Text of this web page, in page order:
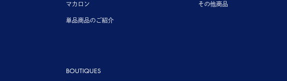
マカロン
単品商品のご紹介
その他商品
BOUTIQUES